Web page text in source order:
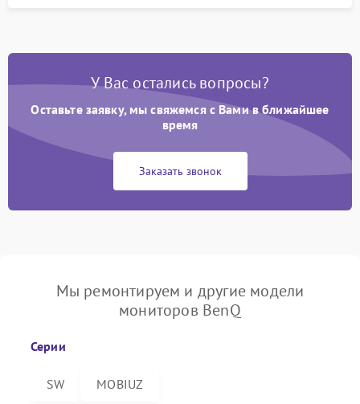
У Вас остались вопросы?
Оставьте заявку, мы свяжемся с Вами в ближайшее
время
Заказать звонок
Мы ремонтируем и другие модели
мониторов BenQ
Серии
SW MOBIUZ